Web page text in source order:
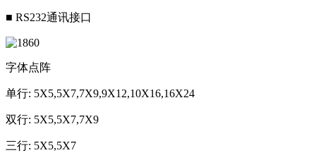
■ RS232通讯接口
字体点阵
单行: 5X5,5X7,7X9,9X12,10X16,16X24
双行: 5X5,5X7,7X9
三行: 5X5,5X7